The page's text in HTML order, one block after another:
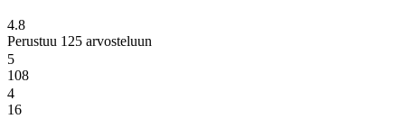
4.8
Perustuu 125 arvosteluun
5
108
4
16